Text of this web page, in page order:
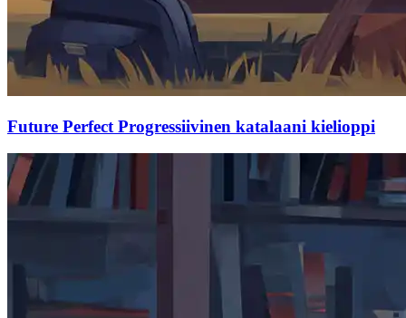
Future Perfect Progressiivinen katalaani kielioppi